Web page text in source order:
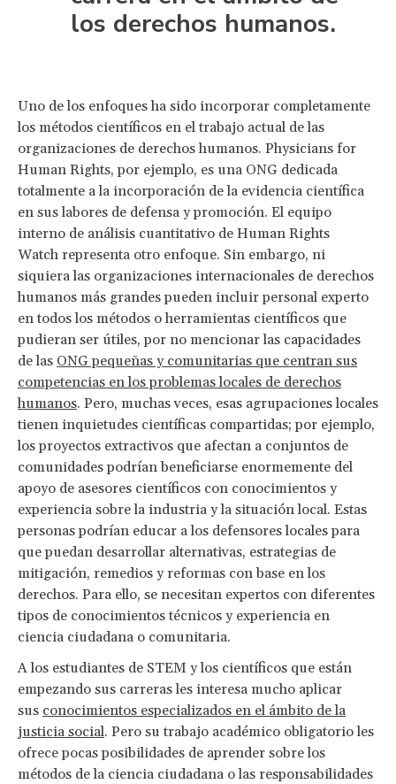
los derechos humanos.
Uno de los enfoques ha sido incorporar completamente
los métodos científicos en el trabajo actual de las
organizaciones de derechos humanos. Physicians for
Human Rights, por ejemplo, es una ONG dedicada
totalmente a la incorporación de la evidencia científica
en sus labores de defensa y promoción. El equipo
interno de análisis cuantitativo de Human Rights
Watch representa otro enfoque. Sin embargo, ni
siquiera las organizaciones internacionales de derechos
humanos más grandes pueden incluir personal experto
en todos los métodos o herramientas científicos que
pudieran ser útiles, por no mencionar las capacidades
de las ONG pequeñas y comunitarias que centran sus
competencias en los problemas locales de derechos
humanos. Pero, muchas veces, esas agrupaciones locales
tienen inquietudes científicas compartidas; por ejemplo,
los proyectos extractivos que afectan a conjuntos de
comunidades podrían beneficiarse enormemente del
apoyo de asesores científicos con conocimientos y
experiencia sobre la industria y la situación local. Estas
personas podrían educar a los defensores locales para
que puedan desarrollar alternativas, estrategias de
mitigación, remedios y reformas con base en los
derechos. Para ello, se necesitan expertos con diferentes
tipos de conocimientos técnicos y experiencia en
ciencia ciudadana o comunitaria.
A los estudiantes de STEM y los científicos que están
empezando sus carreras les interesa mucho aplicar
sus conocimientos especializados en el ámbito de la
justicia social. Pero su trabajo académico obligatorio les
ofrece pocas posibilidades de aprender sobre los
métodos de la ciencia ciudadana o las responsabilidades